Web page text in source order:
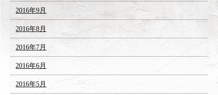
2016年9月
2016年8月
2016年7月
2016年6月
2016年5月